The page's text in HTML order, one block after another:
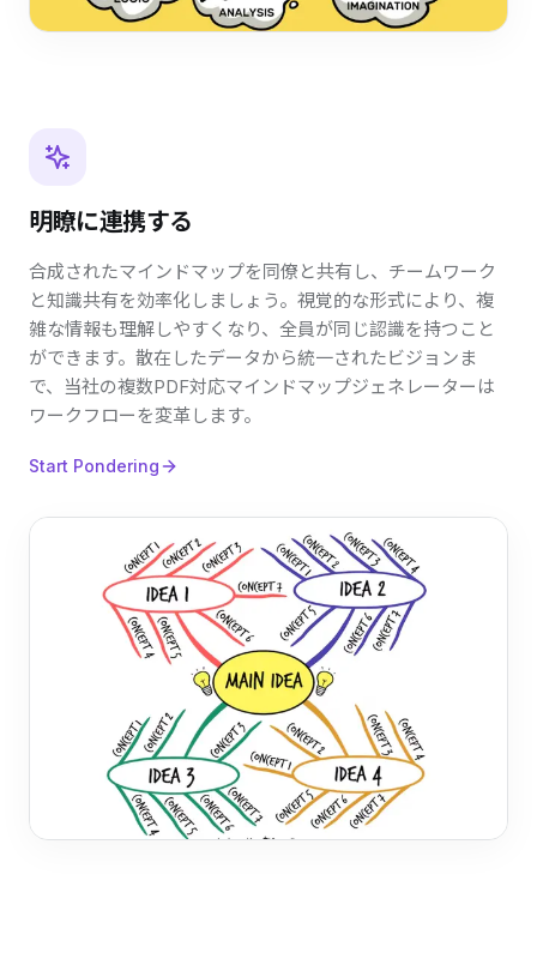
明瞭に連携する
合成されたマインドマップを同僚と共有し、チームワーク
と知識共有を効率化しましょう。視覚的な形式により、複
雑な情報も理解しやすくなり、全員が同じ認識を持つこと
ができます。散在したデータから統一されたビジョンま
で、当社の複数PDF対応マインドマップジェネレーターは
ワークフローを変革します。
Start Pondering